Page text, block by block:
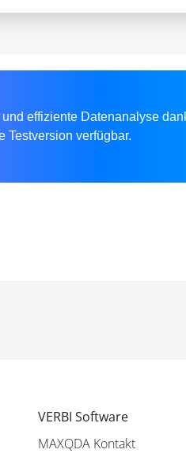
effiziente Datenanalyse
Testversion verfügbar.
VERBI Software
MAXQDA Kontakt